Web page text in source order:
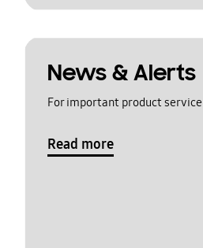
News & Alerts
For important product
Read more